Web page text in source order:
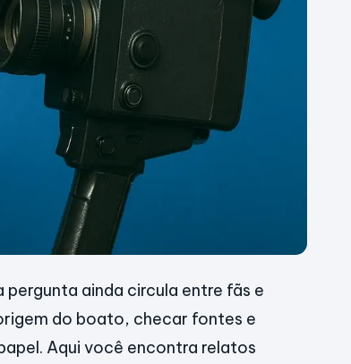
pergunta ainda circula entre fãs e
do boato, checar fontes e
Aqui você encontra relatos